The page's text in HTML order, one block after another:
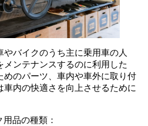
バイクのうち主に乗用車の人
ンテナンスするのに利用した
めのパーツ、車内や車外に取り付
内の快適さを向上させるために
品の種類：